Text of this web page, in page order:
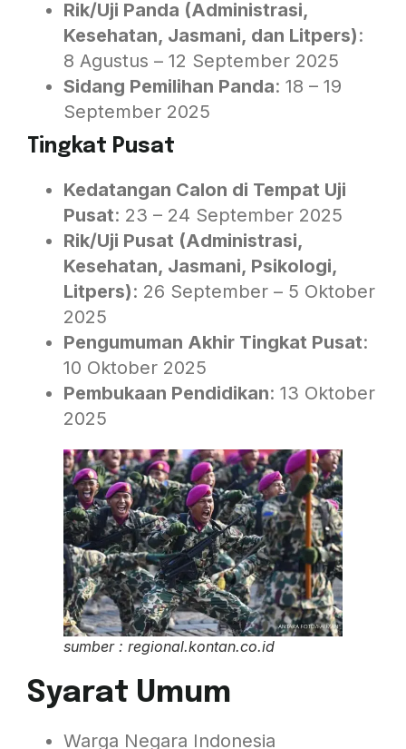
Rik/Uji Panda (Administrasi,
Kesehatan, Jasmani, dan Litpers):
8 Agustus – 12 September 2025
Sidang Pemilihan Panda: 18 – 19
September 2025
Tingkat Pusat
Kedatangan Calon di Tempat Uji
Pusat: 23 – 24 September 2025
Rik/Uji Pusat (Administrasi,
Kesehatan, Jasmani, Psikologi,
Litpers): 26 September – 5 Oktober
2025
Pengumuman Akhir Tingkat Pusat:
10 Oktober 2025
Pembukaan Pendidikan: 13 Oktober
2025
sumber : regional.kontan.co.id
Syarat Umum
Warga Negara Indonesia